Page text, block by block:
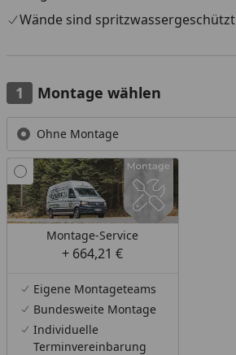
Wände sind spritzwassergeschützt
Montage wählen
Ohne Montage
Montage-Service
+ 664,21 €
Eigene Montageteams
Bundesweite Montage
Individuelle
Terminvereinbarung